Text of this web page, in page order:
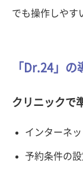
でも操作しやす
「Dr.24」
クリニックで
インターネ
予約条件の